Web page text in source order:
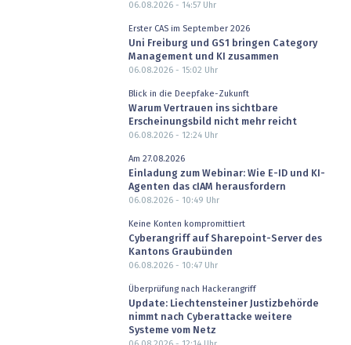
06.08.2026 - 14:57Uhr
Erster CAS im September 2026
Uni Freiburg und GS1 bringen Category
Management und KI zusammen
06.08.2026 - 15:02 Uhr
Blick in die Deepfake-Zukunft
Warum Vertrauen ins sichtbare
Erscheinungsbild nicht mehr reicht
06.08.2026 - 12:24Uhr
Am 27.08.2026
Einladung zum Webinar: Wie E-ID und KI-
Agenten das cIAM herausfordern
06.08.2026 - 10:49 Uhr
Keine Konten kompromittiert
Cyberangriff auf Sharepoint-Server des
Kantons Graubünden
06.08.2026 - 10:47Uhr
Überprüfung nach Hackerangriff
Update: Liechtensteiner Justizbehörde
nimmt nach Cyberattacke weitere
Systeme vom Netz